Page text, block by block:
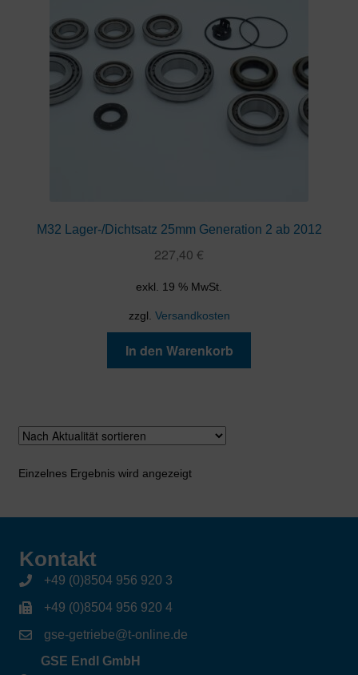
M32 Lager-/Dichtsatz 25mm Generation 2 ab 2012
227,40 €
exkl. 19 % MwSt.
zzgl. Versandkosten
In den Warenkorb
Einzelnes Ergebnis wird angezeigt
Kontakt
+49 (0)8504 956 920 3
+49 (0)8504 956 920 4
gse-getriebe@t-online.de
GSE Endl GmbH